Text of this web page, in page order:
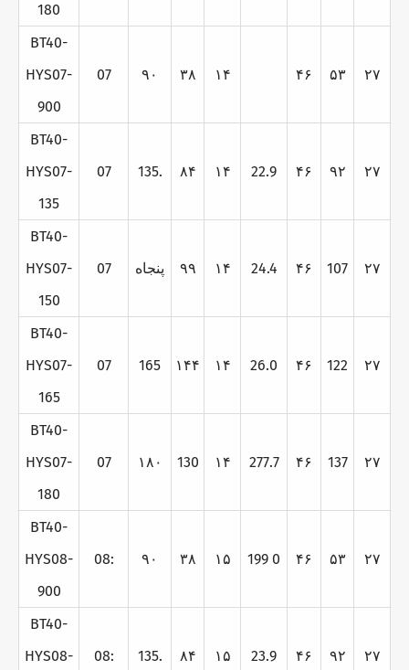
180
BT40-
HYS07-
900
07 ۹۰ ۳۸ ۱۴ ۴۶ ۵۳ ۲۷
BT40-
HYS07-
135
07 135. ۸۴ ۱۴ 22.9 ۴۶ ۹۲ ۲۷
BT40-
HYS07-
150
07 پنجاه ۹۹ ۱۴ 24.4 ۴۶ 107 ۲۷
BT40-
HYS07-
165
07 165 ۱۴۴ ۱۴ 26.0 ۴۶ 122 ۲۷
BT40-
HYS07-
180
07 ۱۸۰ 130 ۱۴ 277.7 ۴۶ 137 ۲۷
BT40-
HYS08-
900
08: ۹۰ ۳۸ ۱۵ 199 0 ۴۶ ۵۳ ۲۷
BT40-
HYS08-
08: 135. ۸۴ ۱۵ 23.9 ۴۶ ۹۲ ۲۷